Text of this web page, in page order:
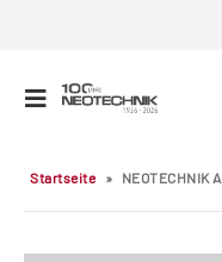
Startseite » NEOTECHNIK